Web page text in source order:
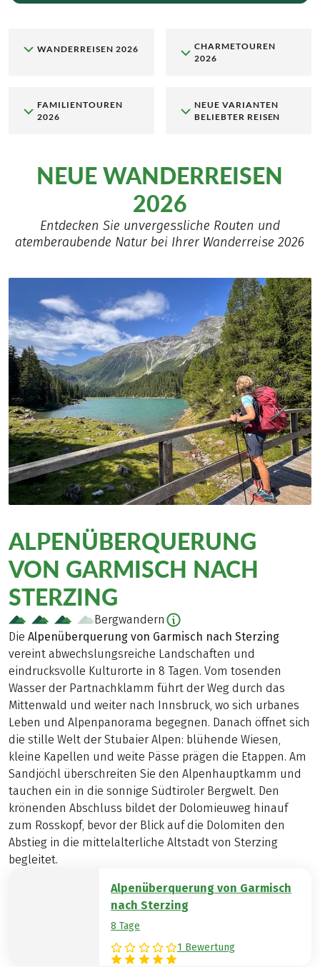
WANDERREISEN 2026
CHARMETOUREN
2026
FAMILIENTOUREN
2026
NEUE VARIANTEN
BELIEBTER REISEN
NEUE WANDERREISEN
2026
Entdecken Sie unvergessliche Routen und
atemberaubende Natur bei Ihrer Wanderreise 2026
ALPENÜBERQUERUNG
VON GARMISCH NACH
STERZING
Bergwandern
Die Alpenüberquerung von Garmisch nach Sterzing
vereint abwechslungsreiche Landschaften und
eindrucksvolle Kulturorte in 8 Tagen. Vom tosenden
Wasser der Partnachklamm führt der Weg durch das
Mittenwald und weiter nach Innsbruck, wo sich urbanes
Leben und Alpenpanorama begegnen. Danach öffnet sich
die stille Welt der Stubaier Alpen: blühende Wiesen,
kleine Kapellen und weite Pässe prägen die Etappen. Am
Sandjöchl überschreiten Sie den Alpenhauptkamm und
tauchen ein in die sonnige Südtiroler Bergwelt. Den
krönenden Abschluss bildet der Dolomieuweg hinauf
zum Rosskopf, bevor der Blick auf die Dolomiten den
Abstieg in die mittelalterliche Altstadt von Sterzing
begleitet.
Alpenüberquerung von Garmisch
nach Sterzing
8 Tage
1 Bewertung